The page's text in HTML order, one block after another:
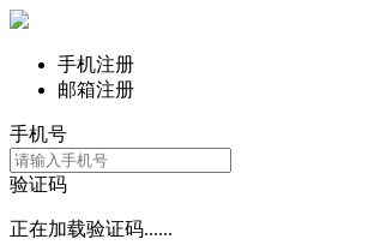
手机注册
邮箱注册
手机号
验证码
正在加载验证码......